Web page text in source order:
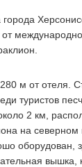
м от отеля.
туристов
2 км,
на северном
оборудован,
вышка,